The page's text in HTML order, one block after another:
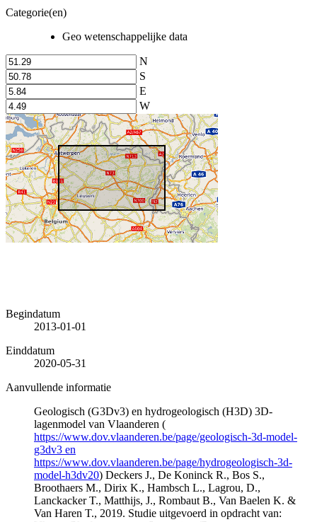
Categorie(en)
Geo wetenschappelijke data
N
S
E
W
Begindatum
2013-01-01
Einddatum
2020-05-31
Aanvullende informatie
Geologisch (G3Dv3) en hydrogeologisch (H3D) 3D-
lagenmodel van Vlaanderen (
https://www.dov.vlaanderen.be/page/geologisch-3d-model-
g3dv3 en
https://www.dov.vlaanderen.be/page/hydrogeologisch-3d-
model-h3dv20) Deckers J., De Koninck R., Bos S.,
Broothaers M., Dirix K., Hambsch L., Lagrou, D.,
Lanckacker T., Matthijs, J., Rombaut B., Van Baelen K. &
Van Haren T., 2019. Studie uitgevoerd in opdracht van: